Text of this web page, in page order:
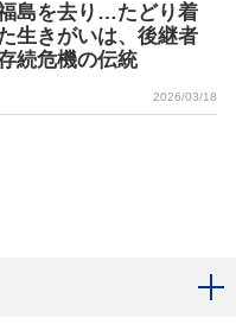
島を去り…たどり着
生きがいは、後継者
続危機の伝統
2026/03/18